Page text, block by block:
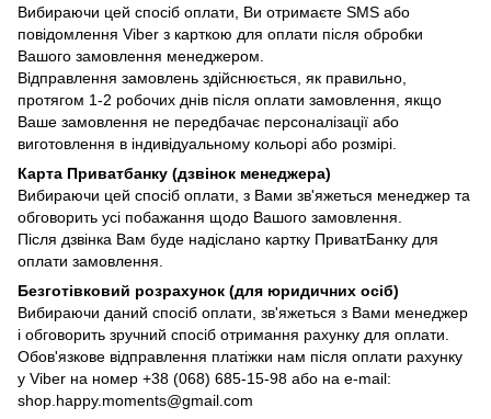
Вибираючи цей спосіб оплати, Ви отримаєте SMS або
повідомлення Viber з карткою для оплати після обробки
Вашого замовлення менеджером.
Відправлення замовлень здійснюється, як правильно,
протягом 1-2 робочих днів після оплати замовлення, якщо
Ваше замовлення не передбачає персоналізації або
виготовлення в індивідуальному кольорі або розмірі.
Карта Приватбанку (дзвінок менеджера)
Вибираючи цей спосіб оплати, з Вами зв'яжеться менеджер та
обговорить усі побажання щодо Вашого замовлення.
Після дзвінка Вам буде надіслано картку ПриватБанку для
оплати замовлення.
Безготівковий розрахунок (для юридичних осіб)
Вибираючи даний спосіб оплати, зв'яжеться з Вами менеджер
і обговорить зручний спосіб отримання рахунку для оплати.
Обов'язкове відправлення платіжки нам після оплати рахунку
у Viber на номер +38 (068) 685-15-98 або на e-mail:
shop.happy.moments@gmail.com